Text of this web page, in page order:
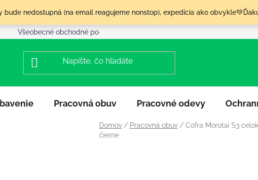
bude nedostupná (na email reagujeme nonstop), expedícia ako
Všeobecné obchodné podmienky
Pracovná obuv Pracovné odevy
Domov / Pracovná obuv / Cofra Morotai S3
čierne